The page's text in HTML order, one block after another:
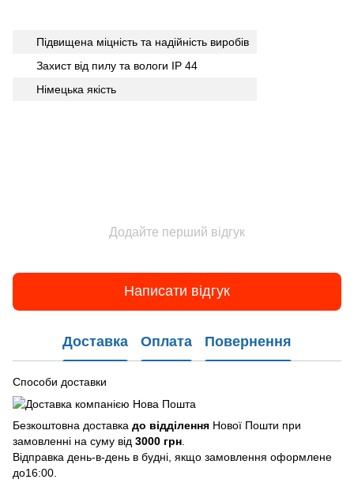
Підвищена міцність та надійність виробів
Захист від пилу та вологи IP 44
Німецька якість
Додайте перший відгук
Написати відгук
Доставка Оплата Повернення
Способи доставки
Безкоштовна доставка до відділення Нової Пошти при
замовленні на суму від 3000 грн
Відправка день-в-день в будні, якщо замовлення оформлене
до16:00.